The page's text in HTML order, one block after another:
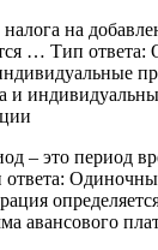
на
… Тип ответа:
и
– это период
авансового